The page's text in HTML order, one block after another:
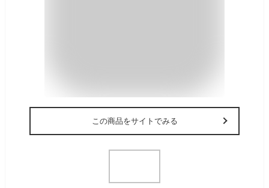
この商品をサイトでみる